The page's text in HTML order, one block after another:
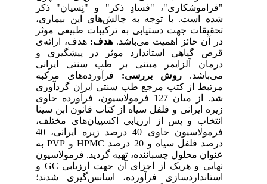
"فراموشکاری"، "فسادِ ذکر" و "نِسیان" ذکر
شده است. با توجه به چالش‌های این بیماری،
تحقیقات جهت دستیابی به ترکیبات طبیعی موثر
در آن حائز اهمیت می‌باشد.هدف:هدف، ارائه‌ی
قرص گیاهی استاندارد موثر در پیشگیری و
درمان آلزایمر مبتنی بر طب سنتی ایرانی
می‌باشد.روش بررسی:فرآورده‌های مرکبه
مرتبط از کتب مرجع طب سنتی ایران گردآوری
شد. از میان 127 فرمولاسیون، فرآورده حاوی
زیره ایرانی و فلفل سیاه از کتاب قانون ابن سینا
انتخاب و پس از ارزیابی اکسپیان‌های مختلف،
فرمولاسیون حاوی 40 درصد زیره ایرانی، 40
درصد فلفل سیاه و 20 درصد HPMC و PVP به
عنوان محلول چسباننده، تهیه گردید. فرمولاسیون
نهایی و هریک از اجزای آن جهت ارزیابی GC و
استانداردسازی فرآورده، اسانس‌گیری شدند؛